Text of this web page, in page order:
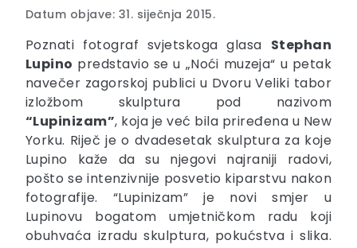
Datum objave: 31. siječnja 2015.
Poznati fotograf svjetskoga glasa Stephan
Lupino predstavio se u „Noći muzeja“ u petak
navečer zagorskoj publici u Dvoru Veliki tabor
izložbom skulptura pod nazivom
“Lupinizam”, koja je već bila priređena u New
Yorku. Riječ je o dvadesetak skulptura za koje
Lupino kaže da su njegovi najraniji radovi,
pošto se intenzivnije posvetio kiparstvu nakon
fotografije. “Lupinizam” je novi smjer u
Lupinovu bogatom umjetničkom radu koji
obuhvaća izradu skulptura, pokućstva i slika.